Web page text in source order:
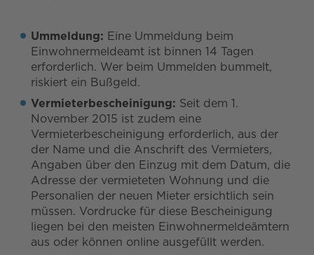
Ummeldung: Eine Ummeldung beim
Einwohnermeldeamt ist binnen 14 Tagen
erforderlich. Wer beim Ummelden bummelt,
riskiert ein Bußgeld.
Vermieterbescheinigung: Seit dem 1.
November 2015 ist zudem eine
Vermieterbescheinigung erforderlich, aus der
der Name und die Anschrift des Vermieters,
Angaben über den Einzug mit dem Datum, die
Adresse der vermieteten Wohnung und die
Personalien der neuen Mieter ersichtlich sein
müssen. Vordrucke für diese Bescheinigung
liegen bei den meisten Einwohnermeldeämtern
aus oder können online ausgefüllt werden.